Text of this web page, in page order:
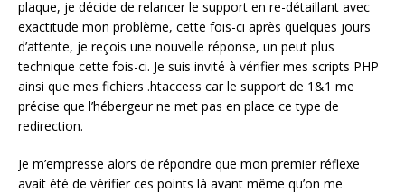
plaque, je décide de relancer le support en re-détaillant avec
exactitude mon problème, cette fois-ci après quelques jours
d’attente, je reçois une nouvelle réponse, un peut plus
technique cette fois-ci. Je suis invité à vérifier mes scripts PHP
ainsi que mes fichiers .htaccess car le support de 1&1 me
précise que l’hébergeur ne met pas en place ce type de
redirection.
Je m’empresse alors de répondre que mon premier réflexe
avait été de vérifier ces points là avant même qu’on me